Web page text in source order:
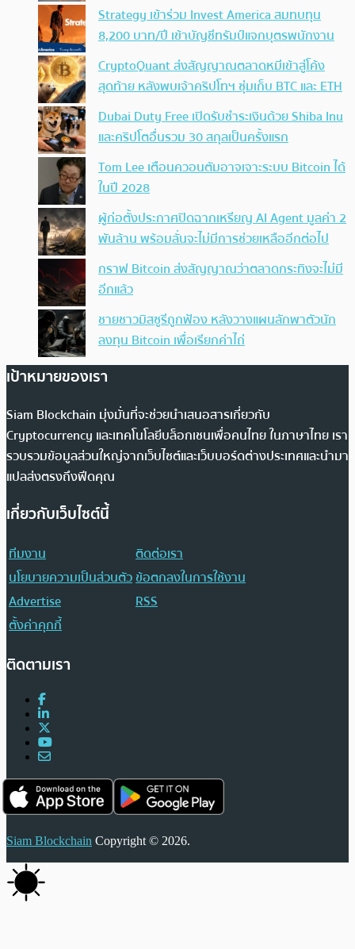
Strategy เข้าร่วม Invest America สมทบทุน
8,200 บาท/ปี เข้าบัญชีทรัมป์แจกบุตรพนักงาน
CryptoQuant ส่งสัญญาณตลาดหมีเข้าสู่โค้ง
สุดท้าย หลังพบเจ้าคริปโทฯ ซุ่มเก็บ BTC และ ETH
Dubai Duty Free เปิดรับชำระเงินด้วย Shiba Inu
และคริปโตอื่นรวม 30 สกุลเป็นครั้งแรก
Tom Lee เตือนควอนตัมอาจเจาะระบบ Bitcoin ได้
ในปี 2028
ผู้ก่อตั้งประกาศปิดฉากเหรียญ AI Agent มูลค่า 2
พันล้าน พร้อมลั่นจะไม่มีการช่วยเหลืออีกต่อไป
กราฟ Bitcoin ส่งสัญญาณว่าตลาดกระทิงจะไม่มี
อีกแล้ว
ชายชาวมิสซูรีถูกฟ้อง หลังวางแผนลักพาตัวนัก
ลงทุน Bitcoin เพื่อเรียกค่าไถ่
เป้าหมายของเรา
Siam Blockchain มุ่งมั่นที่จะช่วยนำเสนอสารเกี่ยวกับ
Cryptocurrency และเทคโนโลยีบล็อกเชนเพื่อคนไทย ในภาษาไทย เรา
รวบรวมข้อมูลส่วนใหญ่จากเว็บไซต์และเว็บบอร์ดต่างประเทศและนำมา
แปลส่งตรงถึงฟีดคุณ
เกี่ยวกับเว็บไซต์นี้
ทีมงาน
ติดต่อเรา
นโยบายความเป็นส่วนตัวข้อตกลงในการใช้งาน
Advertise
RSS
ตั้งค่าคุกกี้
ติดตามเรา
Siam Blockchain Copyright © 2026.